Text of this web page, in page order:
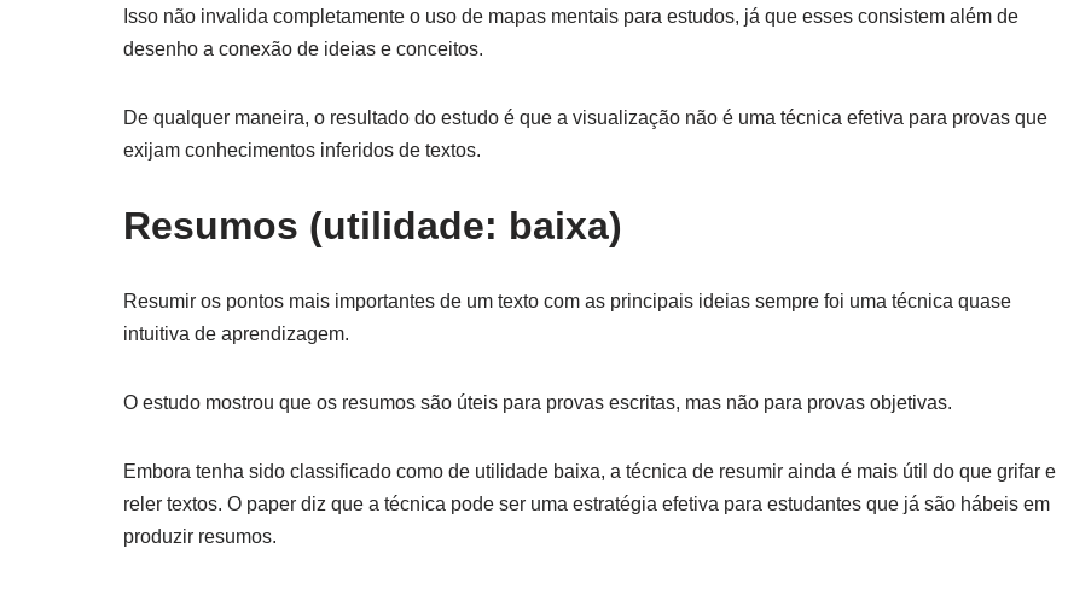
Isso não invalida completamente o uso de mapas mentais para estudos, já que esses consistem além de
desenho a conexão de ideias e conceitos.
De qualquer maneira, o resultado do estudo é que a visualização não é uma técnica efetiva para provas que
exijam conhecimentos inferidos de textos.
Resumos (utilidade: baixa)
Resumir os pontos mais importantes de um texto com as principais ideias sempre foi uma técnica quase
intuitiva de aprendizagem.
O estudo mostrou que os resumos são úteis para provas escritas, mas não para provas objetivas.
Embora tenha sido classificado como de utilidade baixa, a técnica de resumir ainda é mais útil do que grifar e
reler textos. O paper diz que a técnica pode ser uma estratégia efetiva para estudantes que já são hábeis em
produzir resumos.